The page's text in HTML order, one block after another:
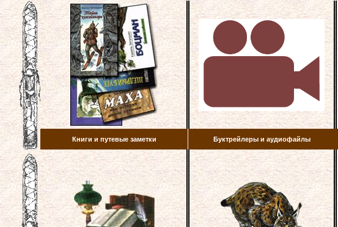
Книги и путевые заметки Буктрейлеры и аудиофайлы